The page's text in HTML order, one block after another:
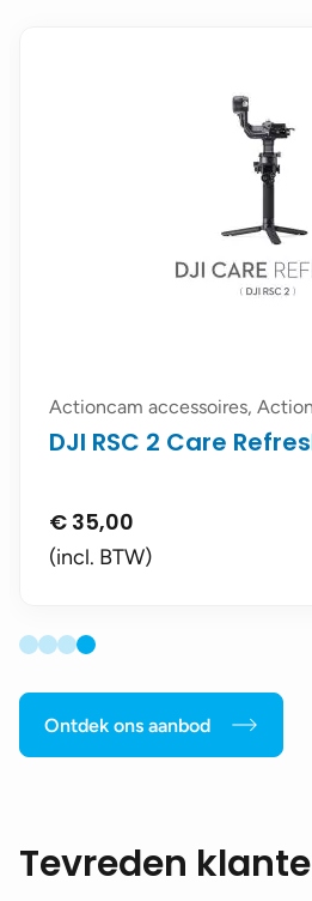
Actioncam accessoires,
DJI RSC 2 Care
€ 35,00
(incl. BTW)
Ontdek ons aanbod
Tevreden